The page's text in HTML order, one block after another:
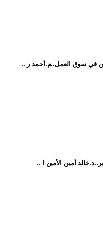
في سوق العمل..م.أحمد ر
أمين الأمين ا